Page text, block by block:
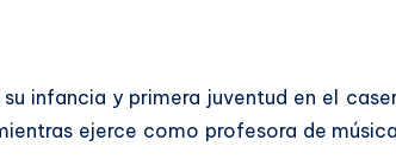
infancia y primera juventud en el
ejerce como profesora de